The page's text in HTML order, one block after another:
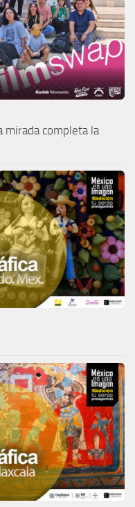
mirada completa la